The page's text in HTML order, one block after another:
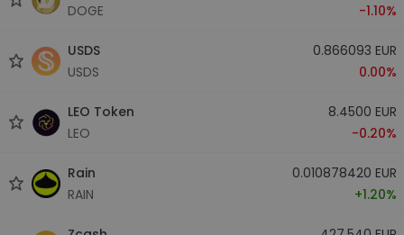
DOGE
-1.10%
USDS
USDS
0.866093 EUR
0.00%
LEO Token
LEO
8.4500 EUR
-0.20%
Rain
RAIN
0.010878420 EUR
+1.20%